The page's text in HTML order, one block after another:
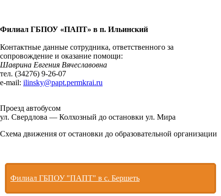
Филиал ГБПОУ «ПАПТ» в п. Ильинский
Контактные данные сотрудника, ответственного за
сопровождение и оказание помощи:
Шаврина Евгения Вячеславовна
тел. (34276) 9-26-07
e-mail: ilinsky@papt.permkrai.ru
Проезд автобусом
ул. Свердлова — Колхозный до остановки ул. Мира
Схема движения от остановки до образовательной организации
Филиал ГБПОУ "ПАПТ" в с. Бершеть